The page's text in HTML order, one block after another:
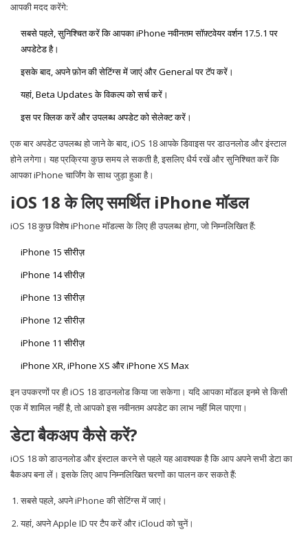
आपकी मदद करेंगे:
सबसे पहले, सुनिश्चित करें कि आपका iPhone नवीनतम सॉफ़्टवेयर वर्शन 17.5.1 पर
अपडेटेड है।
इसके बाद, अपने फ़ोन की सेटिंग्स में जाएं और General पर टॅप करें।
यहां, Beta Updates के विकल्प को सर्च करें।
इस पर क्लिक करें और उपलब्ध अपडेट को सेलेक्ट करें।
एक बार अपडेट उपलब्ध हो जाने के बाद, iOS 18 आपके डिवाइस पर डाउनलोड और इंस्टाल
होने लगेगा। यह प्रक्रिया कुछ समय ले सकती है, इसलिए धैर्य रखें और सुनिश्चित करें कि
आपका iPhone चार्जिंग के साथ जुड़ा हुआ है।
iOS 18 के लिए समर्थित iPhone मॉडल
iOS 18 कुछ विशेष iPhone मॉडल्स के लिए ही उपलब्ध होगा, जो निम्नलिखित हैं:
iPhone 15 सीरीज़
iPhone 14 सीरीज़
iPhone 13 सीरीज़
iPhone 12 सीरीज़
iPhone 11 सीरीज़
iPhone XR, iPhone XS और iPhone XS Max
इन उपकरणों पर ही iOS 18 डाउनलोड किया जा सकेगा। यदि आपका मॉडल इनमे से किसी
एक में शामिल नहीं है, तो आपको इस नवीनतम अपडेट का लाभ नहीं मिल पाएगा।
डेटा बैकअप कैसे करें?
iOS 18 को डाउनलोड और इंस्टाल करने से पहले यह आवश्यक है कि आप अपने सभी डेटा का
बैकअप बना लें। इसके लिए आप निम्नलिखित चरणों का पालन कर सकते हैं:
सबसे पहले, अपने iPhone की सेटिंग्स में जाएं।
यहां, अपने Apple ID पर टैप करें और iCloud को चुनें।